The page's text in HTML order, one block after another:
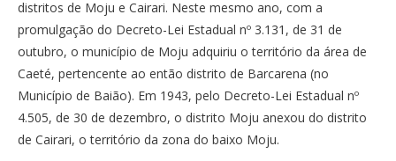
distritos de Moju e Cairari. Neste mesmo ano, com a
promulgação do Decreto-Lei Estadual nº 3.131, de 31 de
outubro, o município de Moju adquiriu o território da área de
Caeté, pertencente ao então distrito de Barcarena (no
Município de Baião). Em 1943, pelo Decreto-Lei Estadual nº
4.505, de 30 de dezembro, o distrito Moju anexou do distrito
de Cairari, o território da zona do baixo Moju.